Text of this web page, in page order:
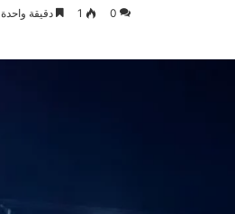
0
1 دقيقة واحدة